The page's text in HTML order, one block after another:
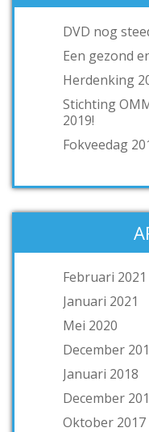
DVD nog
Een gezond
Herdenking
Stichting
2019!
Fokveedag
Februari 2021
Januari 2021
Mei 2020
December
Januari 2018
December
Oktober 2017